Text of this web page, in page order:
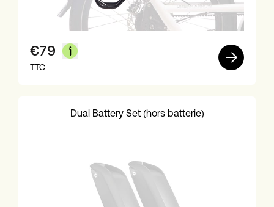
€79
TTC
Dual Battery Set (hors batterie)